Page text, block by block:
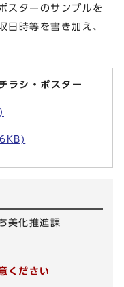
スターのサンプルを
日時等を書き加え、
ラシ・ポスター
美化推進課
ください